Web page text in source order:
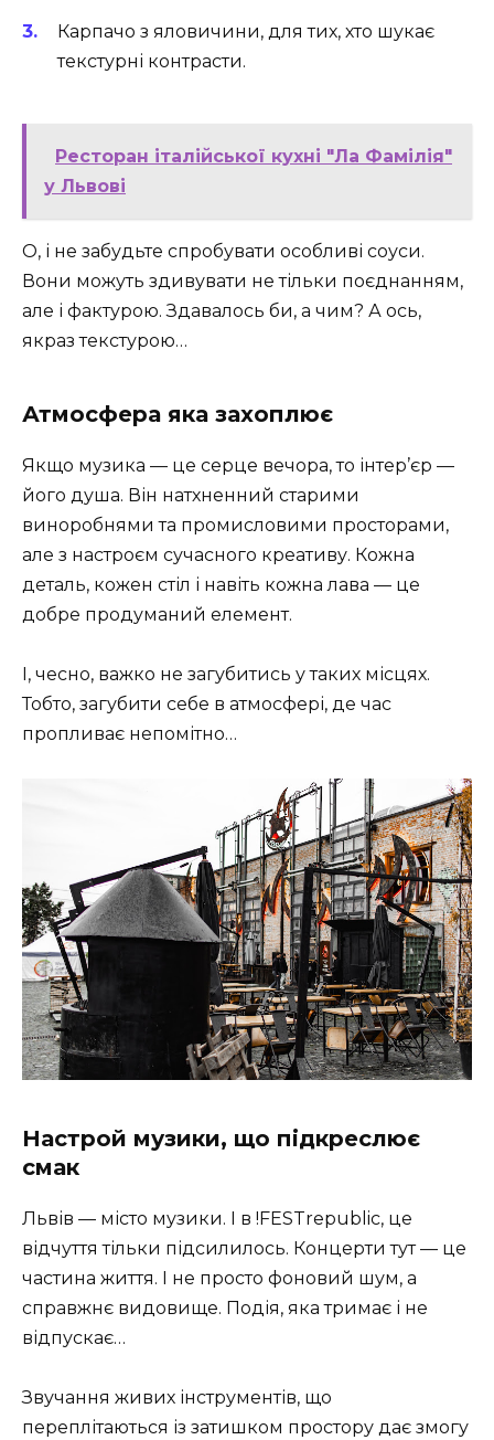
Карпачо з яловичини, для тих, хто шукає
текстурні контрасти.
Ресторан італійської кухні "Ла Фамілія"
у Львові
О, і не забудьте спробувати особливі соуси.
Вони можуть здивувати не тільки поєднанням,
але і фактурою. Здавалось би, а чим? А ось,
якраз текстурою…
Атмосфера яка захоплює
Якщо музика — це серце вечора, то інтер’єр —
його душа. Він натхненний старими
виноробнями та промисловими просторами,
але з настроєм сучасного креативу. Кожна
деталь, кожен стіл і навіть кожна лава — це
добре продуманий елемент.
І, чесно, важко не загубитись у таких місцях.
Тобто, загубити себе в атмосфері, де час
пропливає непомітно…
Настрой музики, що підкреслює
смак
Львів — місто музики. І в !FESTrepublic, це
відчуття тільки підсилилось. Концерти тут — це
частина життя. І не просто фоновий шум, а
справжнє видовище. Подія, яка тримає і не
відпускає…
Звучання живих інструментів, що
переплітаються із затишком простору дає змогу